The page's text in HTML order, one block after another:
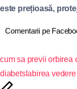
este prețioasă,
Comentarii pe
cum sa previi orbirea
diabetslabirea